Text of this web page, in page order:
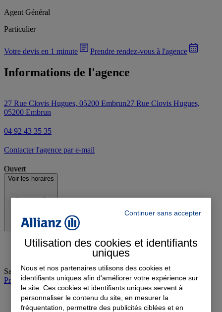
Agent Général
Particulier
Votre devis en 1 minute Prendre rendez-vous à l'agence
Informations de l'agence
27 Rue Clovis Hugues, 05200 Embrun27 Rue Clovis Hugues,
05200 Embrun
04 92 43 35 35
Contacter l'agence par e-mail
Ouvert
Voir les horaires
Samedi: 09:00-12:00
Prendre rendez-vous à l'agence
Continuer sans accepter
Utilisation des cookies et identifiants
uniques
Nous et nos partenaires utilisons des cookies et
identifiants uniques afin d'améliorer votre expérience sur
le site. Ces cookies et identifiants uniques servent à
personnaliser le contenu du site, en mesurer la
fréquentation, permettre des publicités ciblées et en